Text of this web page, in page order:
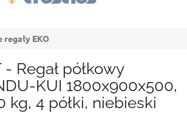
regały EKO
- Regał półkowy
KUI 1800x900x500,
kg, 4 półki, niebieski